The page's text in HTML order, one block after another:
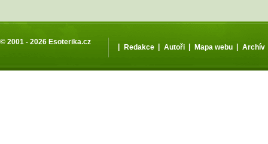
© 2001 - 2026 Esoterika.cz
| Redakce | Autoři | Mapa webu | Archív